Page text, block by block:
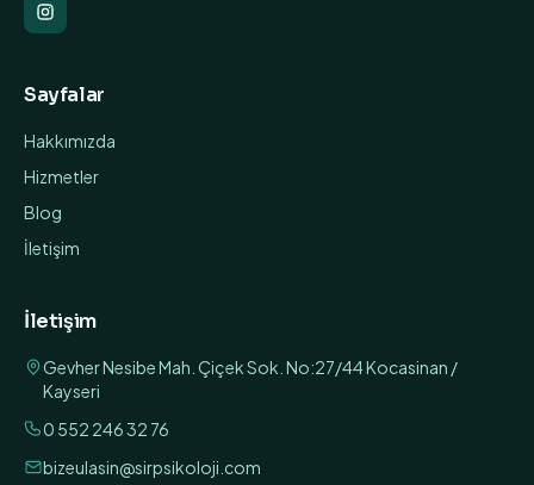
Sayfalar
Hakkımızda
Hizmetler
Blog
İletişim
İletişim
Gevher Nesibe Mah. Çiçek Sok. No:27/44 Kocasinan /
Kayseri
0 552 246 32 76
bizeulasin@sirpsikoloji.com